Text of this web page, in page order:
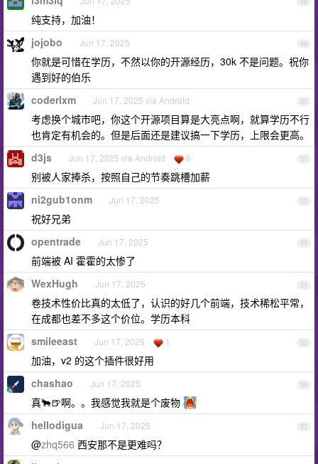
纯支持，加油！
49
jojobo Jun 17, 2025
你就是可惜在学历，不然以你的开源经历，30k 不是问题。祝你
遇到好的伯乐
50
coderlxm Jun 17, 2025 via Android
考虑换个城市吧，你这个开源项目算是大亮点啊，就算学历不行
也肯定有机会的。但是后面还是建议搞一下学历，上限会更高。
51
d3js Jun 17, 2025 via Android 6
别被人家捧杀，按照自己的节奏跳槽加薪
52
ni2gub1onm Jun 17, 2025
祝好兄弟
53
opentrade Jun 17, 2025
前端被 AI 霍霍的太惨了
54
WexHugh Jun 17, 2025
卷技术性价比真的太低了，认识的好几个前端，技术稀松平常，
在成都也差不多这个价位。学历本科
55
smileeast Jun 17, 2025 1
加油，v2 的这个插件很好用
56
chashao Jun 17, 2025
真🐂🍺啊。。我感觉我就是个废物
57
hellodigua Jun 17, 2025
@zhq566 西安那不是更难吗？